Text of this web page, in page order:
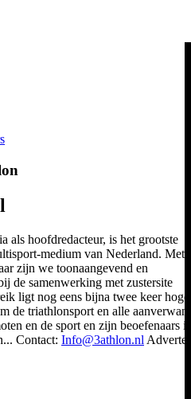
als hoofdredacteur, is het grootste
medium van Nederland. Met
zijn we toonaangevend en
de samenwerking met zustersite
ligt nog eens bijna twee keer
de triathlonsport en alle
en de sport en zijn beoefenaars
Contact: Info@3athlon.nl